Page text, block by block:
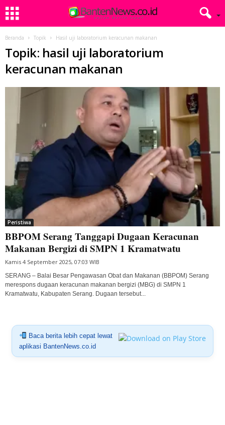
Beranda Topik Hasil uji laboratorium keracunan makanan
Topik: hasil uji laboratorium
keracunan makanan
Peristiwa
BBPOM Serang Tanggapi Dugaan Keracunan
Makanan Bergizi di SMPN 1 Kramatwatu
Kamis 4 September 2025, 07:03 WIB
SERANG – Balai Besar Pengawasan Obat dan Makanan (BBPOM) Serang
merespons dugaan keracunan makanan bergizi (MBG) di SMPN 1
Kramatwatu, Kabupaten Serang. Dugaan tersebut...
Baca berita lebih cepat lewat
aplikasi BantenNews.co.id